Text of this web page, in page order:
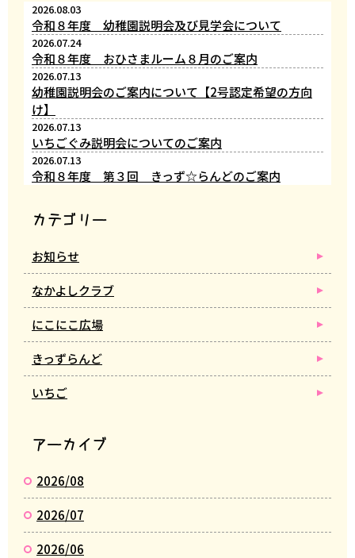
2026.08.03
令和８年度 幼稚園説明会及び見学会について
2026.07.24
令和８年度 おひさまルーム８月のご案内
2026.07.13
幼稚園説明会のご案内について【2号認定希望の方向
け】
2026.07.13
いちごぐみ説明会についてのご案内
2026.07.13
令和８年度 第３回 きっず☆らんどのご案内
カテゴリー
お知らせ
なかよしクラブ
にこにこ広場
きっずらんど
いちご
アーカイブ
2026/08
2026/07
2026/06